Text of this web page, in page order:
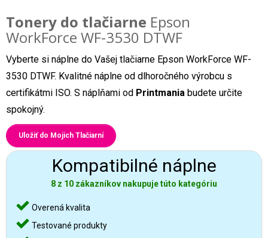
Tonery do tlačiarne Epson
WorkForce WF-3530 DTWF
Vyberte si náplne do Vašej tlačiarne Epson WorkForce WF-
3530 DTWF. Kvalitné náplne od dlhoročného výrobcu s
certifikátmi ISO. S náplňami od Printmania budete určite
spokojný.
Uložiť do Mojich Tlačiarní
Kompatibilné náplne
8 z 10 zákazníkov nakupuje túto kategóriu
Overená kvalita
Testované produkty